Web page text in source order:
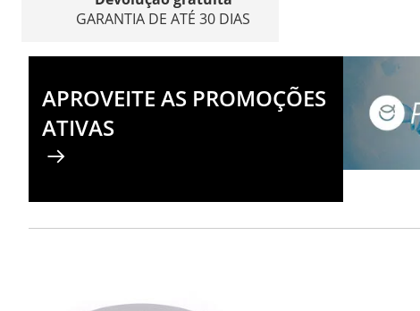
GARANTIA DE ATÉ 30 DIAS
APROVEITE AS PROMOÇÕES
ATIVAS